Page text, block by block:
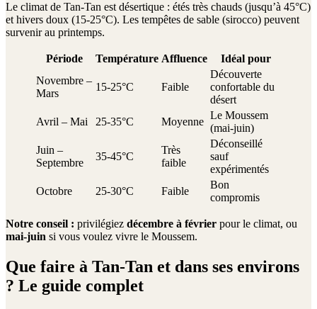
Le climat de Tan-Tan est désertique : étés très chauds (jusqu’à 45°C)
et hivers doux (15-25°C). Les tempêtes de sable (sirocco) peuvent
survenir au printemps.
Période Température Affluence
Idéal pour
Novembre –
Mars
15-25°C Faible
Découverte
confortable du
désert
Avril – Mai
25-35°C Moyenne
Le Moussem
(mai-juin)
Juin –
Septembre
35-45°C
Très
faible
Déconseillé
sauf
expérimentés
Octobre
25-30°C Faible
Bon
compromis
Notre conseil : privilégiez décembre à février pour le climat, ou
mai-juin si vous voulez vivre le Moussem.
Que faire à Tan-Tan et dans ses environs
? Le guide complet